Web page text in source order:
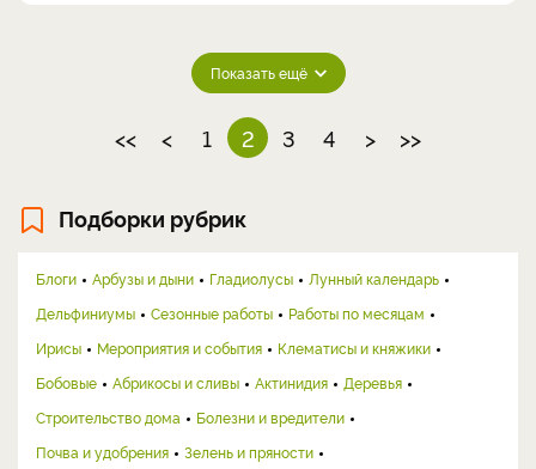
Показать ещё
<< < 1 2 3 4 > >>
Подборки рубрик
Блоги Арбузы и дыни Гладиолусы
Лунный календарь
Дельфиниумы
Сезонные работы
Работы по месяцам
Ирисы
Мероприятия и события
Клематисы и княжики
Бобовые
Абрикосы и сливы Актинидия
Деревья
Строительство дома
Болезни и вредители
Почва и удобрения
Зелень и пряности